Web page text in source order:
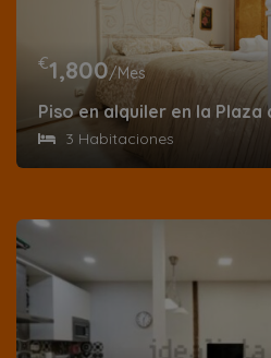
€1,800/Mes
Piso en alquiler en la Plaza
3 Habitaciones